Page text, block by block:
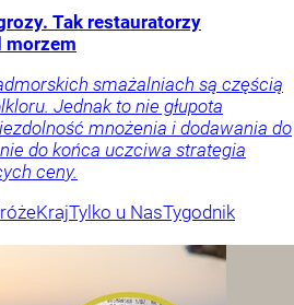
Tak restauratorzy
morzem
smażalniach są częścią
Jednak to nie głupota
mnożenia i dodawania do
do końca uczciwa strategia
ceny.
KrajTylko u NasTygodnik